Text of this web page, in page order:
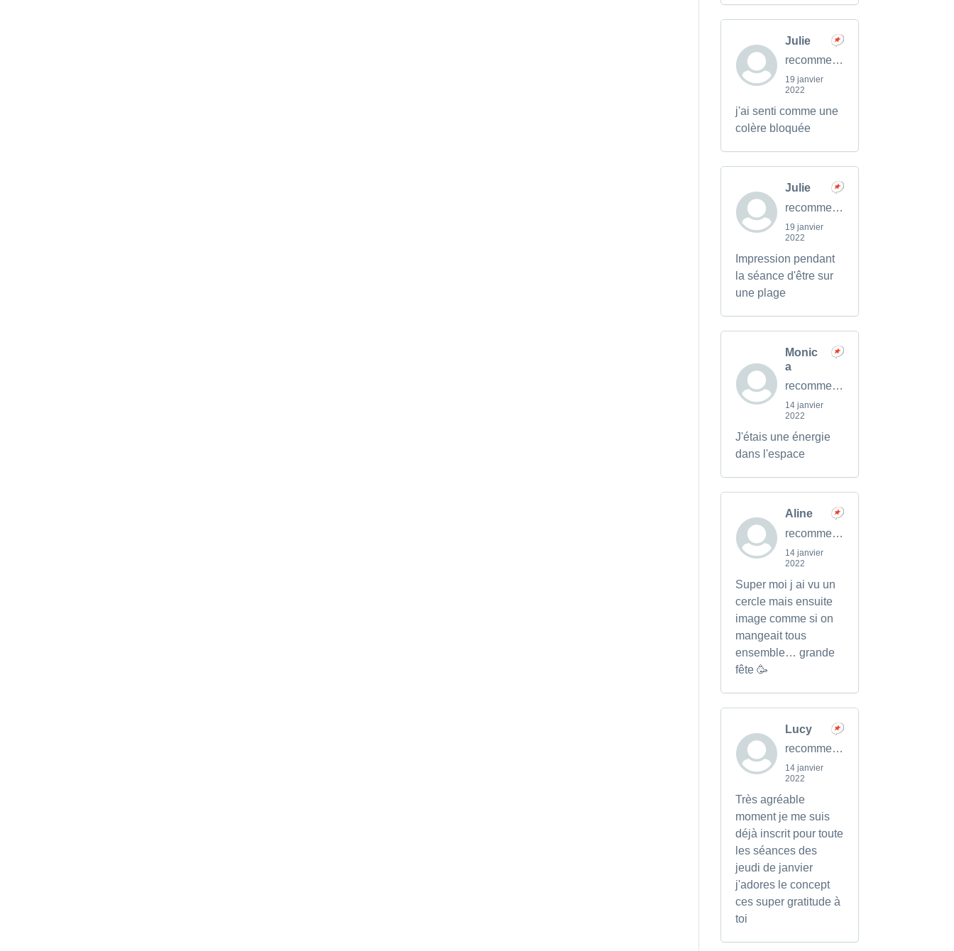
Julie
recommends
19 janvier
2022
j'ai senti comme une
colère bloquée
Julie
recommends
19 janvier
2022
Impression pendant
la séance d'être sur
une plage
Monic
a
recommends
14 janvier
2022
J'étais une énergie
dans l'espace
Aline
recommends
14 janvier
2022
Super moi j ai vu un
cercle mais ensuite
image comme si on
mangeait tous
ensemble… grande
fête 🥳
Lucy
recommends
14 janvier
2022
Très agréable
moment je me suis
déjà inscrit pour toute
les séances des
jeudi de janvier
j'adores le concept
ces super gratitude à
toi